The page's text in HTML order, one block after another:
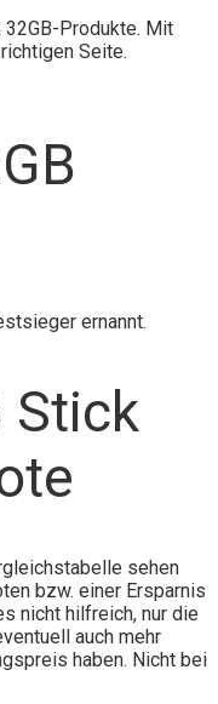
32GB-Produkte. Mit
Seite.
ernannt.
Stick
sehen
bzw. einer Ersparnis
nicht hilfreich, nur die
auch mehr
haben. Nicht bei